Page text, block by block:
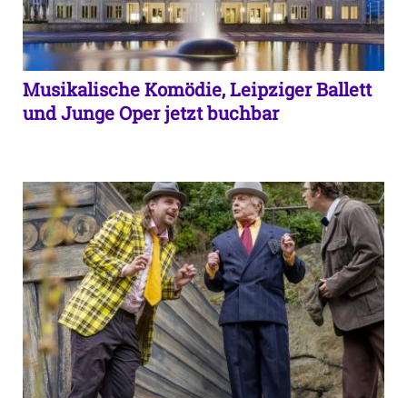
Musikalische Komödie, Leipziger Ballett
und Junge Oper jetzt buchbar